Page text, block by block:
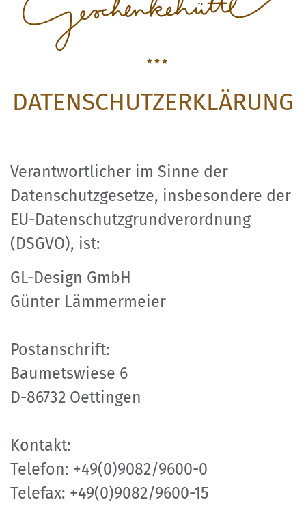
DATENSCHUTZERKLÄRUNG
Verantwortlicher im Sinne der
Datenschutzgesetze, insbesondere der
EU-Datenschutzgrundverordnung
(DSGVO), ist:
GL-Design GmbH
Günter Lämmermeier
Postanschrift:
Baumetswiese 6
D-86732 Oettingen
Kontakt:
Telefon: +49(0)9082/9600-0
Telefax: +49(0)9082/9600-15